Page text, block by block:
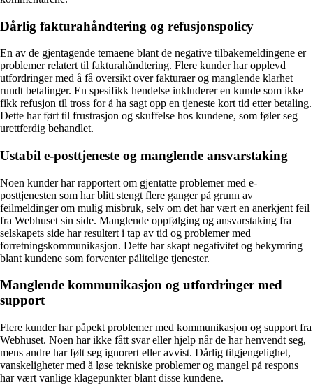
Dårlig fakturahåndtering og refusjonspolicy
En av de gjentagende temaene blant de negative tilbakemeldingene er
problemer relatert til fakturahåndtering. Flere kunder har opplevd
utfordringer med å få oversikt over fakturaer og manglende klarhet
rundt betalinger. En spesifikk hendelse inkluderer en kunde som ikke
fikk refusjon til tross for å ha sagt opp en tjeneste kort tid etter betaling.
Dette har ført til frustrasjon og skuffelse hos kundene, som føler seg
urettferdig behandlet.
Ustabil e-posttjeneste og manglende ansvarstaking
Noen kunder har rapportert om gjentatte problemer med e-
posttjenesten som har blitt stengt flere ganger på grunn av
feilmeldinger om mulig misbruk, selv om det har vært en anerkjent feil
fra Webhuset sin side. Manglende oppfølging og ansvarstaking fra
selskapets side har resultert i tap av tid og problemer med
forretningskommunikasjon. Dette har skapt negativitet og bekymring
blant kundene som forventer pålitelige tjenester.
Manglende kommunikasjon og utfordringer med
support
Flere kunder har påpekt problemer med kommunikasjon og support fra
Webhuset. Noen har ikke fått svar eller hjelp når de har henvendt seg,
mens andre har følt seg ignorert eller avvist. Dårlig tilgjengelighet,
vanskeligheter med å løse tekniske problemer og mangel på respons
har vært vanlige klagepunkter blant disse kundene.